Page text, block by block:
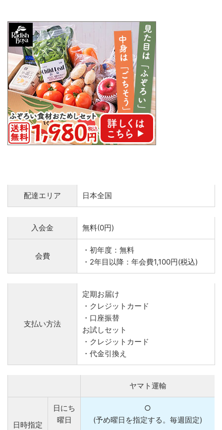
配達エリア 日本全国
入会金 無料(0円)
会費
・初年度：無料
・2年目以降：年会費1,100円(税込)
支払い方法
定期お届け
・クレジットカード
・口座振替
お試しセット
・クレジットカード
・代金引換え
ヤマト運輸
日時指定
日にち
曜日
○
(予め曜日を指定する。毎週固定)